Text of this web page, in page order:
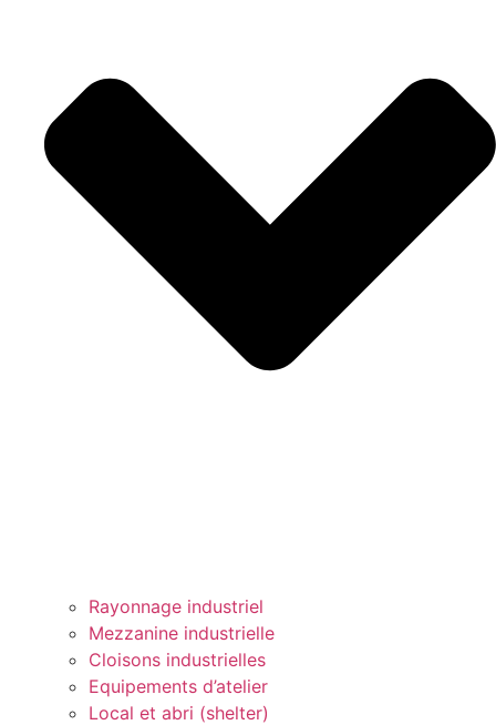
Rayonnage industriel
Mezzanine industrielle
Cloisons industrielles
Equipements d’atelier
Local et abri (shelter)